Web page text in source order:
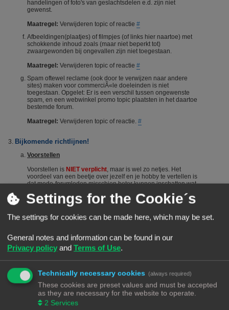
handelingen of foto's van geslachtsdelen e.d. zijn niet
gewenst.
Maatregel: Verwijderen topic of reactie #
Afbeeldingen(plaatjes) of filmpjes (of links hier naartoe) met
schokkende inhoud zoals (maar niet beperkt tot)
zwaargewonden bij ongevallen zijn niet toegestaan.
Maatregel: Verwijderen topic of reactie #
Spam oftewel reclame (ook door te verwijzen naar andere
sites) maken voor commerciÃ«le doeleinden is niet
toegestaan. Opgelet: Er is een verschil tussen ongewenste
spam, en een webwinkel promo topic plaatsten in het daartoe
bestemde forum.
Maatregel: Verwijderen topic of reactie. #
Bijkomende richtlijnen!
Voorstellen
Voorstellen is NIET verplicht , maar is wel zo netjes. Het
voordeel van een beetje over jezelf en je hobby te vertellen is
dat mede-forumleden misschien beter kunnen inschatten wat
Het voorstellen wordt dus vanuit het Forumteam wel
gestimuleerd maar niet verplicht. Echter, het is niet toegestaan
zich voor te stellen. Berichten die suggereren dat iemand zich
overtreden van deze regel kan een (tijdelijke) ban het gevolg
zijn.#
De zoekfunctie
Voordat je een vraag stelt: Het wordt aangeraden om het forum
te raadplegen via de zoekfunctie. Veel vragen zijn al vaker
gesteld op dit forum. De kans is groot dat je via de zoekfunctie
een antwoord vindt. Het laat ook zien dat je zelf ook actie
onderneemt en niet alleen maar een vraag stelt en gaat zitten
afwachten wie je het correcte antwoord geeft.
Settings for the Cookie´s
The settings for cookies can be made here, which may be set.
General notes and information can be found in our
Privacy policy and Terms of Use.
Technically necessary cookies (always required)
These cookies are preset values and must be accepted
as they are necessary for the website to operate.
2 Services